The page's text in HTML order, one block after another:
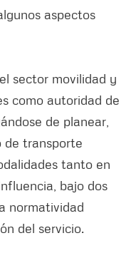
aspectos
sector movilidad y
como autoridad de
de planear,
de transporte
tanto en
bajo dos
normatividad
del servicio.